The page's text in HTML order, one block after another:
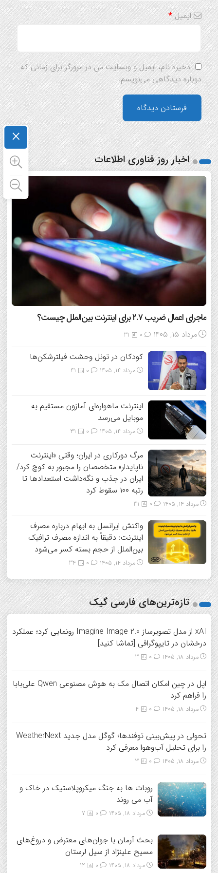
ایمیل*
ذخیره نام، ایمیل و وبسایت من در مرورگر برای زمانی که
دوباره دیدگاهی می‌نویسم.
اخبار روز فناوری اطلاعات
ماجرای اعمال ضریب ۲.۷ برای اینترنت بین‌الملل چیست؟
مرداد ۱۵, ۱۴۰۵ 31
کودکان در تونل وحشت فیلترشکن‌ها
مرداد ۱۴, ۱۴۰۵ 41
اینترنت ماهواره‌ای آمازون مستقیم به
موبایل می‌رسد
مرداد ۱۴, ۱۴۰۵ 31
مرگ دورکاری در ایران؛ وقتی «اینترنت
ناپایدار» متخصصان را مجبور به کوچ کرد/
ایران در جذب و نگه‌داشت استعدادها تا
رتبه ۱۰۰ سقوط کرد
مرداد ۱۴, ۱۴۰۵ 31
واکنش ایرانسل به ابهام درباره مصرف
اینترنت: دقیقاً به اندازه مصرف ترافیک
بین‌الملل از حجم بسته کسر می‌شود
مرداد ۱۴, ۱۴۰۵ 34
تازه‌ترین‌های فارسی گیک
xAI از مدل تصویرساز Imagine Image 2.0 رونمایی کرد؛ عملکرد
درخشان در تایپوگرافی [تماشا کنید]
مرداد ۱۸, ۱۴۰۵ 3
اپل در چین امکان اتصال مک به هوش مصنوعی Qwen علی‌بابا
را فراهم کرد
مرداد ۱۸, ۱۴۰۵ 4
تحولی در پیش‌بینی توفندها؛ گوگل مدل جدید WeatherNext
را برای تحلیل آب‌وهوا معرفی کرد
مرداد ۱۸, ۱۴۰۵ 3
روبات ها به جنگ میکروپلاستیک در خاک و
آب می روند
مرداد ۱۸, ۱۴۰۵ 7
بحث آرمان با جوان‌های معترض و دروغ‌های
مسیح علینژاد از سیل لرستان
مرداد ۱۸, ۱۴۰۵ 12
×